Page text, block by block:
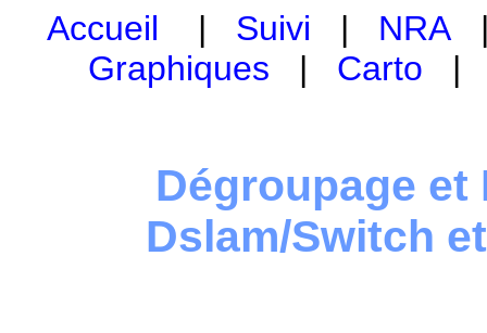
Accueil | Suivi | NRA
Graphiques | Carto
Dégroupage et
Dslam/Switch